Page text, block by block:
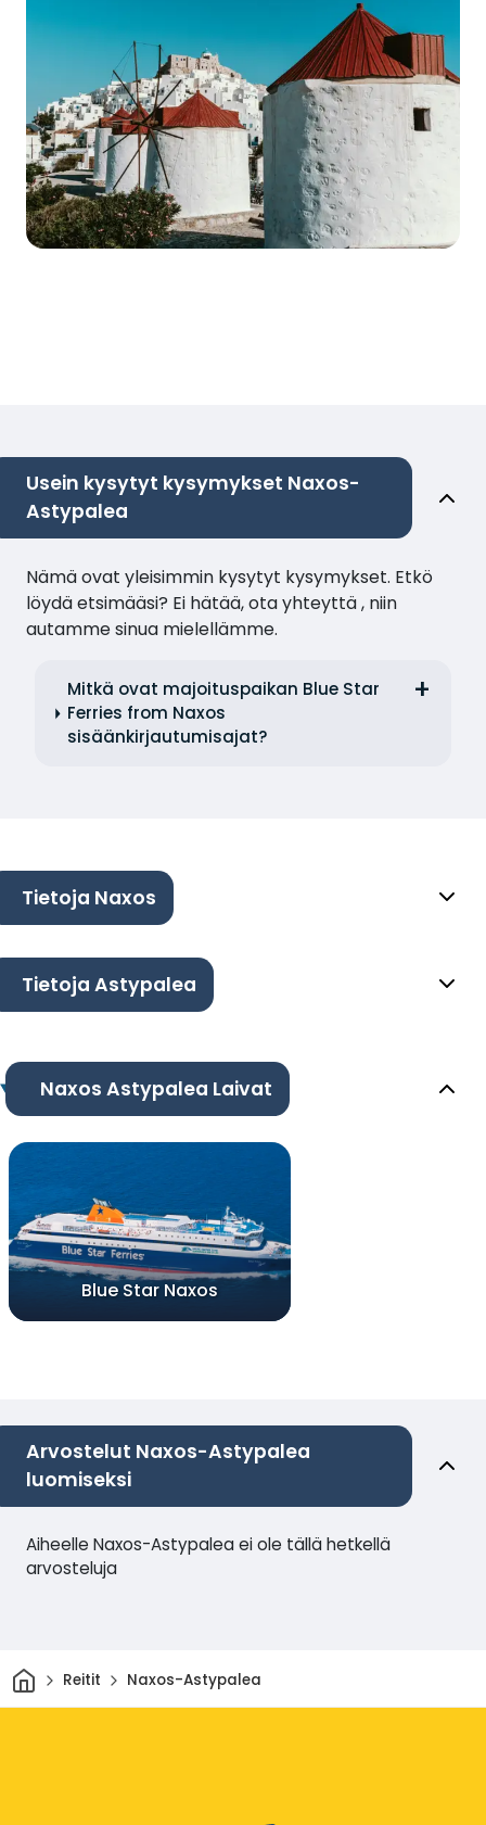
Usein kysytyt kysymykset Naxos-
Astypalea
Nämä ovat yleisimmin kysytyt kysymykset. Etkö
löydä etsimääsi? Ei hätää, ota yhteyttä , niin
autamme sinua mielellämme.
Mitkä ovat majoituspaikan Blue Star
Ferries from Naxos
sisäänkirjautumisajat?
Tietoja Naxos
Tietoja Astypalea
Naxos Astypalea Laivat
Blue Star Naxos
Arvostelut Naxos-Astypalea
luomiseksi
Aiheelle Naxos-Astypalea ei ole tällä hetkellä
arvosteluja
KotiinReitit Naxos-Astypalea